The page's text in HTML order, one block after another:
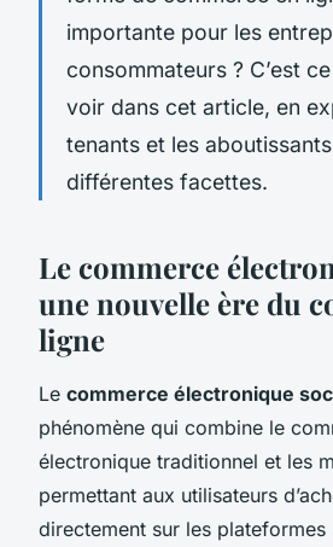
importante pour les
consommateurs ? C’est
voir dans cet article, en
tenants et les
différentes facettes.
Le commerce
une nouvelle ère du
ligne
Le commerce électronique
phénomène qui combine le
électronique traditionnel et les
permettant aux utilisateurs
directement sur les